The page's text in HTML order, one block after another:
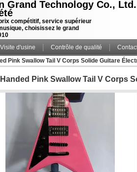
Grand Technology Co.,
compétitif, service supérieur
choisissez le grand
Visite d'usine Contrôle de qualité
Pink Swallow Tail V Corps Solide Guitare
Pink Swallow Tail V Corps